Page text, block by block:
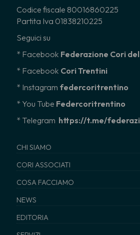
Codice fiscale 80016860225
Partita Iva 01838210225
Seguici su
* Facebook Federazione Cori
* Facebook Cori Trentini
* Instagram federcoritrentino
* You Tube Federcoritrentino
* Telegram https://t.me/
CHI SIAMO
CORI ASSOCIATI
COSA FACCIAMO
NEWS
EDITORIA